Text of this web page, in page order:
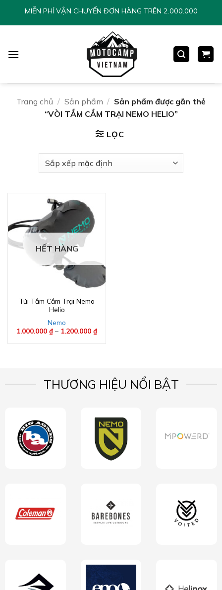
ChuyểnMIỄN PHÍ VẬN CHUYỂN ĐƠN HÀNG TRÊN 2.000.000
Trang chủ / Sản phẩm / Sản phẩm được gắn thẻ
“VÒI TẮM CẮM TRẠI NEMO HELIO”
LỌC
HẾT HÀNG
Túi Tắm Cắm Trại Nemo
Helio
Nemo
1.000.000 ₫ – 1.200.000 ₫
THƯƠNG HIỆU NỔI BẬT